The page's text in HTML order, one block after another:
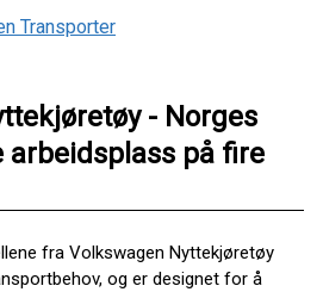
Transporter
- Norges
på fire
fra Volkswagen Nyttekjøretøy
og er designet for å